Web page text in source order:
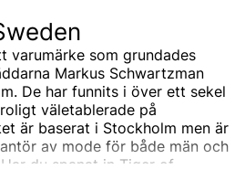
varumärke som grundades
Markus Schwartzman
De har funnits i över ett sekel
väletablerade på
är baserat i Stockholm men är
av mode för både män och
du spanat in Tiger of